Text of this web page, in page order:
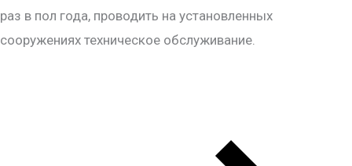
раз в пол года, проводить на установленных
сооружениях техническое обслуживание.